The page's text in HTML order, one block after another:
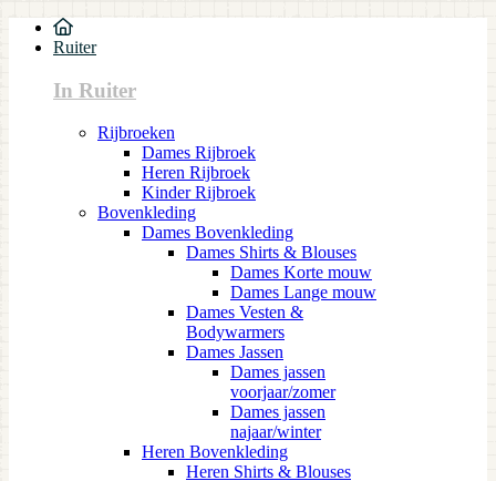
Ruiter
In Ruiter
Rijbroeken
Dames Rijbroek
Heren Rijbroek
Kinder Rijbroek
Bovenkleding
Dames Bovenkleding
Dames Shirts & Blouses
Dames Korte mouw
Dames Lange mouw
Dames Vesten &
Bodywarmers
Dames Jassen
Dames jassen
voorjaar/zomer
Dames jassen
najaar/winter
Heren Bovenkleding
Heren Shirts & Blouses